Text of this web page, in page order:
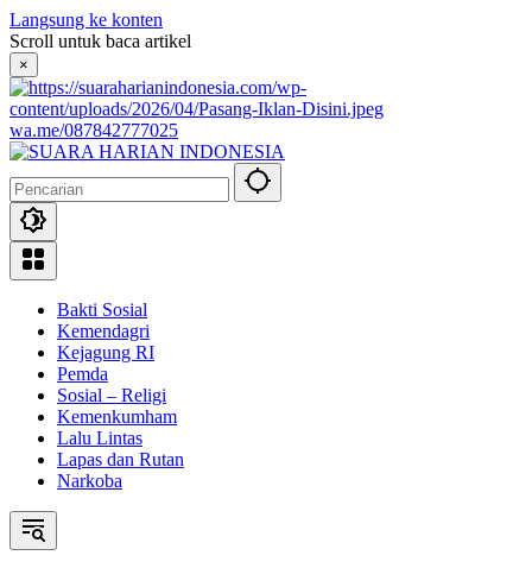
Langsung ke konten
Scroll untuk baca artikel
×
wa.me/087842777025
Bakti Sosial
Kemendagri
Kejagung RI
Pemda
Sosial – Religi
Kemenkumham
Lalu Lintas
Lapas dan Rutan
Narkoba